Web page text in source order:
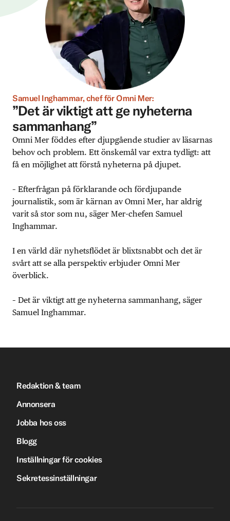
Samuel Inghammar, chef för Omni Mer:
”Det är viktigt att ge nyheterna
sammanhang”
Omni Mer föddes efter djupgående studier av läsarnas
behov och problem. Ett önskemål var extra tydligt: att
få en möjlighet att förstå nyheterna på djupet.
– Efterfrågan på förklarande och fördjupande
journalistik, som är kärnan av Omni Mer, har aldrig
varit så stor som nu, säger Mer-chefen Samuel
Inghammar.
I en värld där nyhetsflödet är blixtsnabbt och det är
svårt att se alla perspektiv erbjuder Omni Mer
överblick.
– Det är viktigt att ge nyheterna sammanhang, säger
Samuel Inghammar.
Redaktion & team
Annonsera
Jobba hos oss
Blogg
Inställningar för cookies
Sekretessinställningar